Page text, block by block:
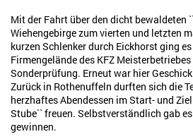
Mit der Fahrt über den dicht bewaldeten
Wiehengebirge zum vierten und letzten
kurzen Schlenker durch Eickhorst ging
Firmengelände des KFZ
Sonderprüfung. Erneut war hier
Zurück in Rothenuffeln durften sich die
herzhaftes Abendessen im Start- und
Stube`` freuen. Selbstverständlich gab
gewinnen.